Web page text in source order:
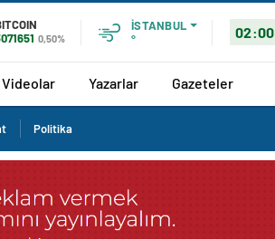
0,50%
İSTANBUL
°
02:00
Videolar Yazarlar Gazeteler
Politika